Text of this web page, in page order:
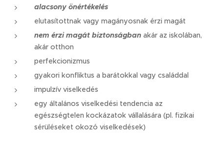
alacsony önértékelés
elutasítottnak vagy magányosnak érzi magát
nem érzi magát biztonságban akár az iskolában,
akár otthon
perfekcionizmus
gyakori konfliktus a barátokkal vagy családdal
impulzív viselkedés
egy általános viselkedési tendencia az
egészségtelen kockázatok vállalására (pl. fizikai
sérüléseket okozó viselkedések)